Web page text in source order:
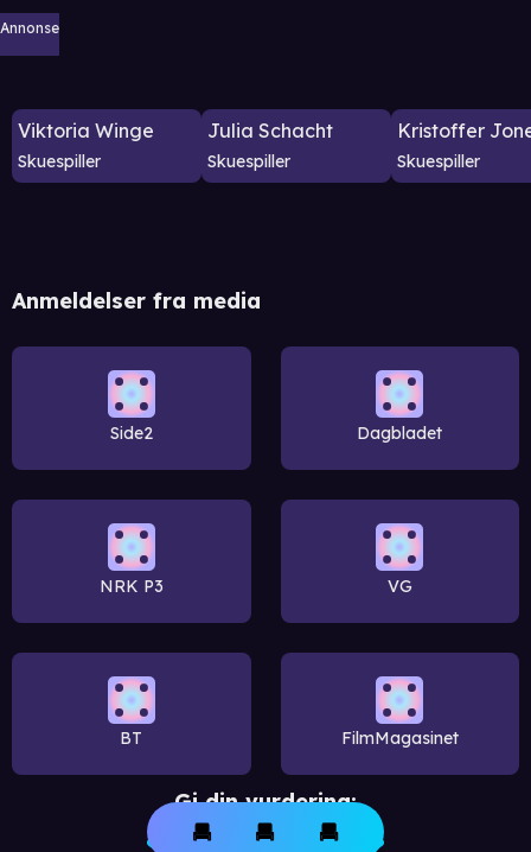
Annonse
Viktoria Winge
Skuespiller
Julia Schacht
Skuespiller
Kristoffer
Skuespiller
Anmeldelser fra media
Side2 Dagbladet
NRK P3 VG
BT FilmMagasinet
Gi din vurdering: